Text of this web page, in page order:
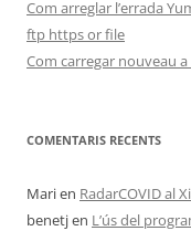
Com arreglar l’errada
ftp https or file
Com carregar nouveau
COMENTARIS RECENTS
Marien RadarCOVID al
benetjen L’ús del